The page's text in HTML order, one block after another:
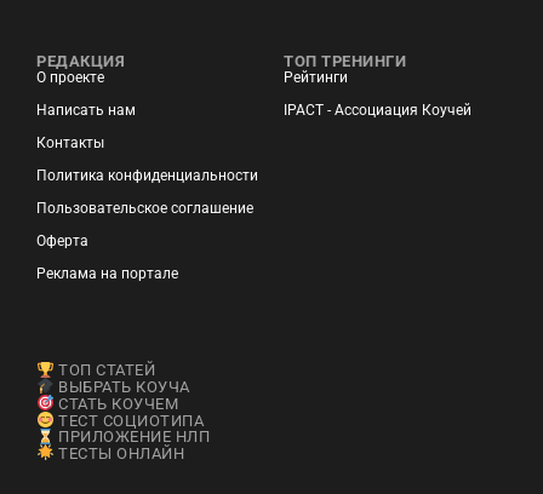
РЕДАКЦИЯ
О проекте
Написать нам
Контакты
Политика конфиденциальности
Пользовательское соглашение
Оферта
Реклама на портале
ТОП ТРЕНИНГИ
Рейтинги
IPACT - Ассоциация Коучей
ТОП СТАТЕЙ
ВЫБРАТЬ КОУЧА
СТАТЬ КОУЧЕМ
ТЕСТ СОЦИОТИПА
ПРИЛОЖЕНИЕ НЛП
ТЕСТЫ ОНЛАЙН